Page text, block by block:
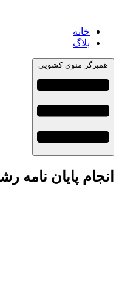
خانه
بلاگ
همبرگر منوی کشویی
انجام پایان